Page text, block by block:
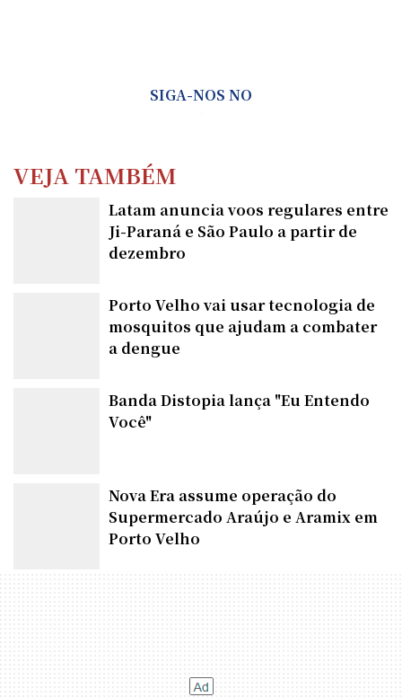
SIGA-NOS NO
VEJA TAMBÉM
Latam anuncia voos regulares entre
Ji-Paraná e São Paulo a partir de
dezembro
Porto Velho vai usar tecnologia de
mosquitos que ajudam a combater
a dengue
Banda Distopia lança "Eu Entendo
Você"
Nova Era assume operação do
Supermercado Araújo e Aramix em
Porto Velho